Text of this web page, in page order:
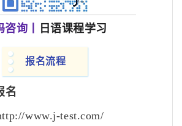
咨询丨 日语课程学习
报名流程
名
www.j-test.com/